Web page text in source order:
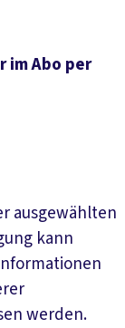
im Abo per
ausgewählten
kann
werden.